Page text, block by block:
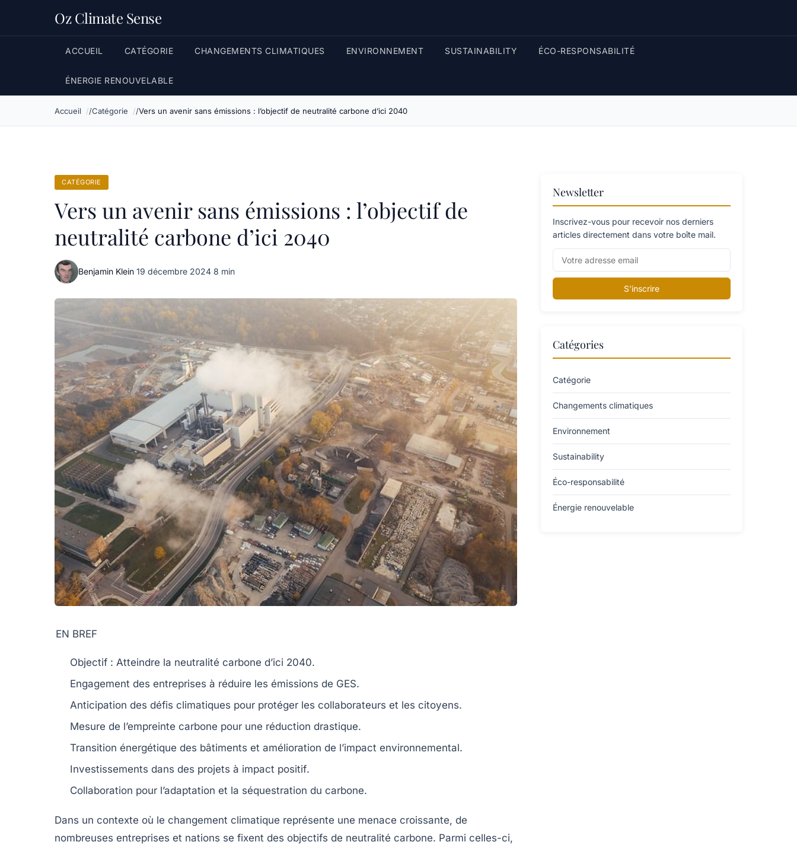
Oz Climate Sense
ACCUEIL CATÉGORIE CHANGEMENTS CLIMATIQUES ENVIRONNEMENT SUSTAINABILITY ÉCO-RESPONSABILITÉ
ÉNERGIE RENOUVELABLE
Accueil Catégorie Vers un avenir sans émissions : l’objectif de neutralité carbone d’ici 2040
CATÉGORIE
Vers un avenir sans émissions : l’objectif de
neutralité carbone d’ici 2040
Benjamin Klein·19 décembre 2024·8 min
EN BREF
Objectif : Atteindre la neutralité carbone d’ici 2040.
Engagement des entreprises à réduire les émissions de GES.
Anticipation des défis climatiques pour protéger les collaborateurs et les citoyens.
Mesure de l’empreinte carbone pour une réduction drastique.
Transition énergétique des bâtiments et amélioration de l’impact environnemental.
Investissements dans des projets à impact positif.
Collaboration pour l’adaptation et la séquestration du carbone.
Dans un contexte où le changement climatique représente une menace croissante, de
nombreuses entreprises et nations se fixent des objectifs de neutralité carbone. Parmi celles-ci,
Newsletter
Inscrivez-vous pour recevoir nos derniers
articles directement dans votre boîte mail.
S'inscrire
Catégories
Catégorie
Changements climatiques
Environnement
Sustainability
Éco-responsabilité
Énergie renouvelable